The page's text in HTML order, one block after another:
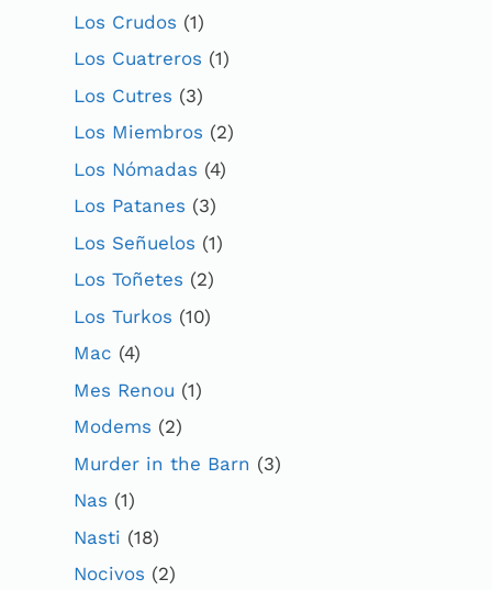
Los Crudos (1)
Los Cuatreros (1)
Los Cutres (3)
Los Miembros (2)
Los Nómadas (4)
Los Patanes (3)
Los Señuelos (1)
Los Toñetes (2)
Los Turkos (10)
Mac (4)
Mes Renou (1)
Modems (2)
Murder in the Barn (3)
Nas (1)
Nasti (18)
Nocivos (2)